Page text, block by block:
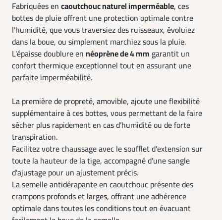
Fabriquées en caoutchouc naturel imperméable, ces
bottes de pluie offrent une protection optimale contre
l'humidité, que vous traversiez des ruisseaux, évoluiez
dans la boue, ou simplement marchiez sous la pluie.
L'épaisse doublure en néoprène de 4 mm garantit un
confort thermique exceptionnel tout en assurant une
parfaite imperméabilité.
La première de propreté, amovible, ajoute une flexibilité
supplémentaire à ces bottes, vous permettant de la faire
sécher plus rapidement en cas d’humidité ou de forte
transpiration.
Facilitez votre chaussage avec le soufflet d'extension sur
toute la hauteur de la tige, accompagné d'une sangle
d'ajustage pour un ajustement précis.
La semelle antidérapante en caoutchouc présente des
crampons profonds et larges, offrant une adhérence
optimale dans toutes les conditions tout en évacuant